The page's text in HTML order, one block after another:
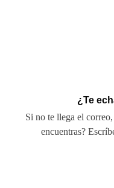
¿Te
Si no te llega el
encuentras?